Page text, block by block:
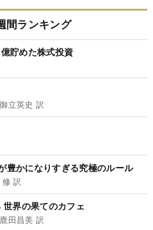
間ランキング
貯めた株式投資
立英史 訳
かになりすぎる究極のルール
訳
界の果てのカフェ
田昌美 訳